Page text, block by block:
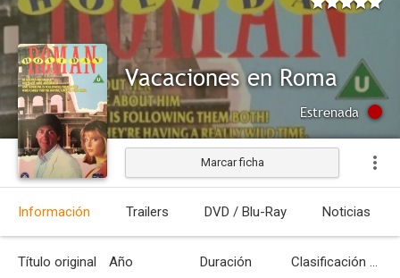
Vacaciones en Roma
Estrenada
Marcar ficha
Información Trailers DVD / Blu-Ray Noticias
Título original Año Duración Clasificación por edades